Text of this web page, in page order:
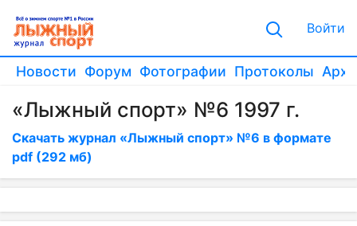
Войти
Новости Форум Фотографии Протоколы
«Лыжный спорт» №6 1997 г.
Скачать журнал «Лыжный спорт» №6 в формате
pdf (292 мб)